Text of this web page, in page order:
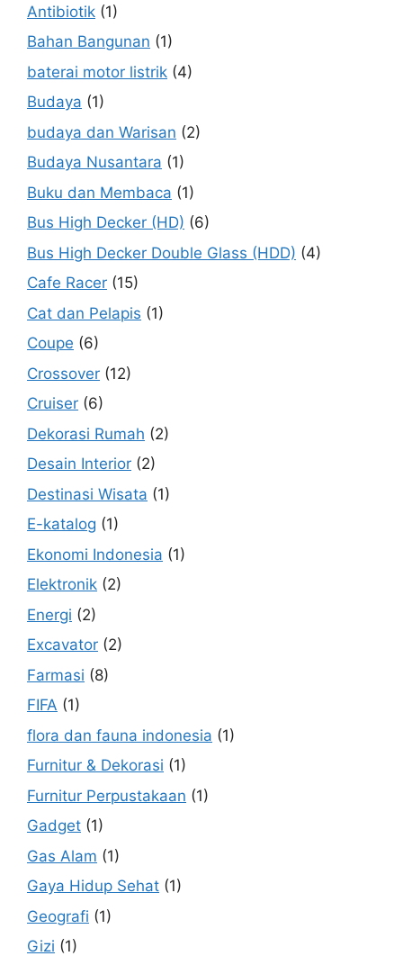
Antibiotik (1)
Bahan Bangunan (1)
baterai motor listrik (4)
Budaya (1)
budaya dan Warisan (2)
Budaya Nusantara (1)
Buku dan Membaca (1)
Bus High Decker (HD) (6)
Bus High Decker Double Glass (HDD) (4)
Cafe Racer (15)
Cat dan Pelapis (1)
Coupe (6)
Crossover (12)
Cruiser (6)
Dekorasi Rumah (2)
Desain Interior (2)
Destinasi Wisata (1)
E-katalog (1)
Ekonomi Indonesia (1)
Elektronik (2)
Energi (2)
Excavator (2)
Farmasi (8)
FIFA (1)
flora dan fauna indonesia (1)
Furnitur & Dekorasi (1)
Furnitur Perpustakaan (1)
Gadget (1)
Gas Alam (1)
Gaya Hidup Sehat (1)
Geografi (1)
Gizi (1)